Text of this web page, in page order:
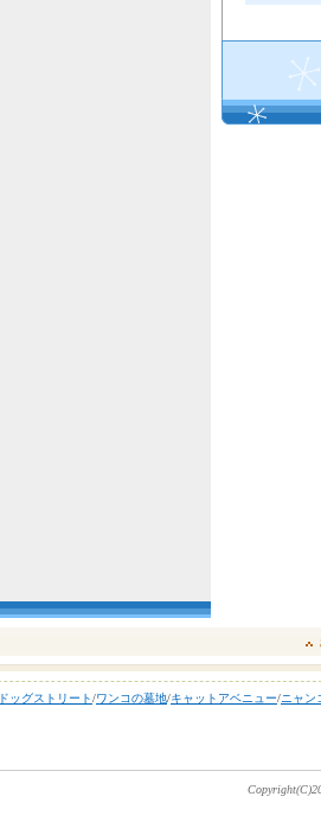
ドッグストリート/ワンコの墓地/キャットアベニュー/ニャン